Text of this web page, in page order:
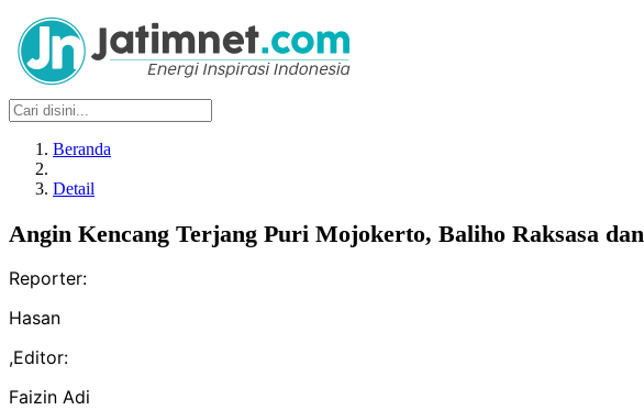
Beranda
Detail
Angin Kencang Terjang Puri Mojokerto, Baliho Raksasa
Reporter:
Hasan
,Editor:
Faizin Adi